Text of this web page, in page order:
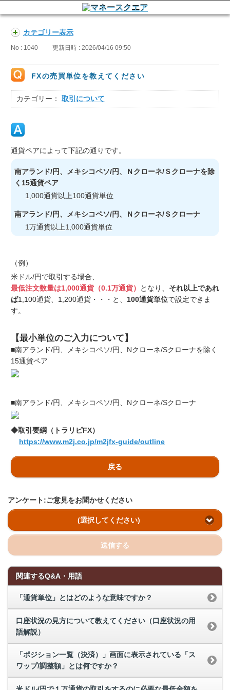
カテゴリー表示
No : 1040 更新日時 : 2026/04/16 09:50
FXの売買単位を教えてください
カテゴリー： 取引について
通貨ペアによって下記の通りです。
南アランド/円、メキシコペソ/円、Ｎクローネ/Ｓクローナを除
く15通貨ペア
1,000通貨以上100通貨単位
南アランド/円、メキシコペソ/円、Ｎクローネ/Ｓクローナ
1万通貨以上1,000通貨単位
（例）
米ドル/円で取引する場合、
最低注文数量は1,000通貨（0.1万通貨）
となり、 それ以上であれ
ば1,100通貨、1,200通貨・・・と、 100通貨単位で設定できま
す。
【最小単位のご入力について】
■南アランド/円、メキシコペソ/円、Nクローネ/Sクローナを除く
15通貨ペア
■南アランド/円、メキシコペソ/円、Nクローネ/Sクローナ
◆取引要綱（トラリピFX）
https://www.m2j.co.jp/m2jfx-guide/outline
戻る
アンケート:ご意見をお聞かせください
(選択してください)
送信する
関連するQ&A・用語
「通貨単位」とはどのような意味ですか？
口座状況の見方について教えてください（口座状況の用
語解説）
「ポジション一覧（決済）」画面に表示されている「ス
ワップ/調整額」とは何ですか？